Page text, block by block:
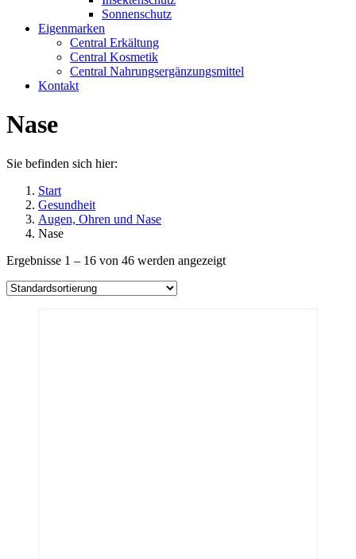
Sonnenschutz
Eigenmarken
Central Erkältung
Central Kosmetik
Central Nahrungsergänzungsmittel
Kontakt
Nase
Sie befinden sich hier:
Start
Gesundheit
Augen, Ohren und Nase
Nase
Ergebnisse 1 – 16 von 46 werden angezeigt